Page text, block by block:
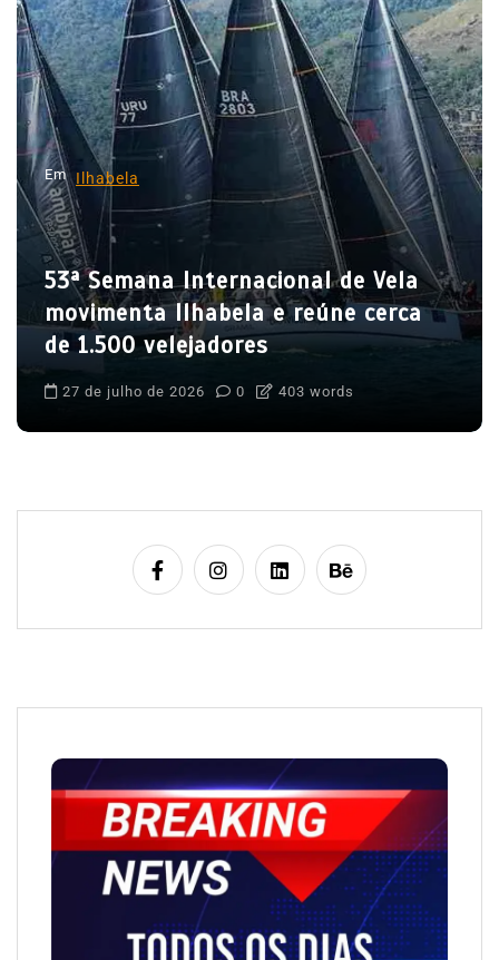
d
e
p
o
s
t
s
Em Ilhabela
53ª Semana Internacional de Vela
movimenta Ilhabela e reúne cerca
de 1.500 velejadores
27 de julho de 2026 0 403 words